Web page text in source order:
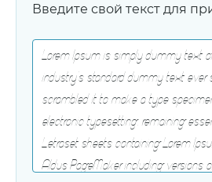
Введите свой текст для